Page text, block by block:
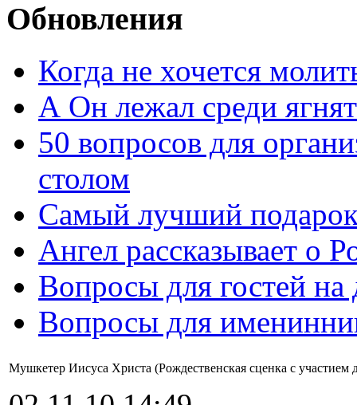
Обновления
Когда не хочется
А Он лежал среди ягнят
50 вопросов для
столом
Самый лучший
Ангел рассказывает о
Вопросы для гостей
Вопросы для
Мушкетер Иисуса Христа (Рождественская сценка с участием